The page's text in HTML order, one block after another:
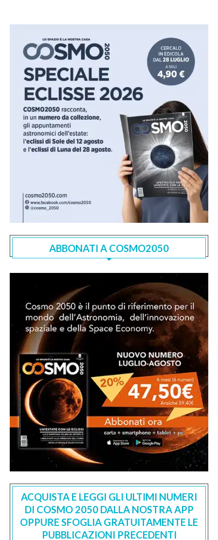
ABBONATI A COSMO2050
ACQUISTA E LEGGI GLI ULTIMI NUMERI
DI COSMO 2050 DALLA NOSTRA APP
OPPURE SFOGLIA GRATUITAMENTE LE
PUBBLICAZIONI PRECEDENTI